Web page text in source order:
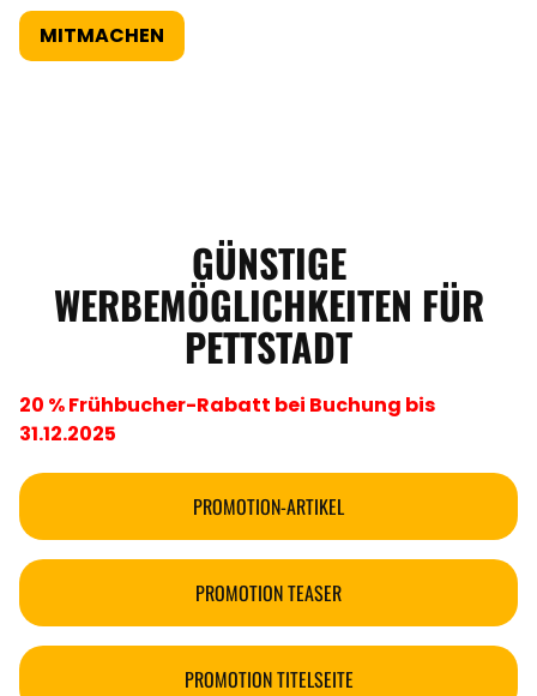
MITMACHEN
GÜNSTIGE
WERBEMÖGLICHKEITEN FÜR
PETTSTADT
20 % Frühbucher-Rabatt bei Buchung bis
31.12.2025
PROMOTION-ARTIKEL
PROMOTION TEASER
PROMOTION TITELSEITE